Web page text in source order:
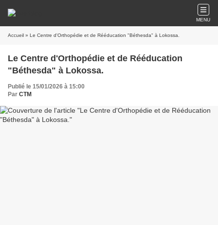
MENU
Accueil » Le Centre d'Orthopédie et de Rééducation "Béthesda" à Lokossa.
Le Centre d'Orthopédie et de Rééducation
"Béthesda" à Lokossa.
Publié le 15/01/2026 à 15:00
Par CTM